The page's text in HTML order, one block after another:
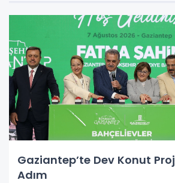
Gaziantep’te Dev Konut
Adım